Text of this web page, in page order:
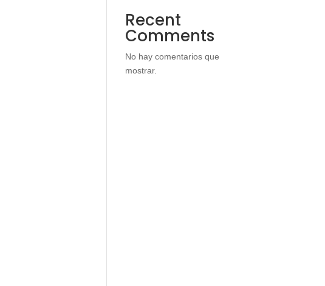
Recent
Comments
No hay comentarios que
mostrar.